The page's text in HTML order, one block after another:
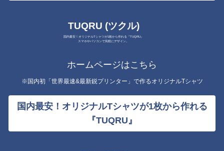
TUQRU (ツクル)
国内最安！オリジナルTシャツが1枚から作れる『TUQRU』
スマホやパソコンで気軽にデザイン。
ホームページはこちら
※国内初「世界最速&最新鋭プリンター」で作るオリジナルTシャツ
国内最安！オリジナルTシャツが1枚から作れる
『TUQRU』